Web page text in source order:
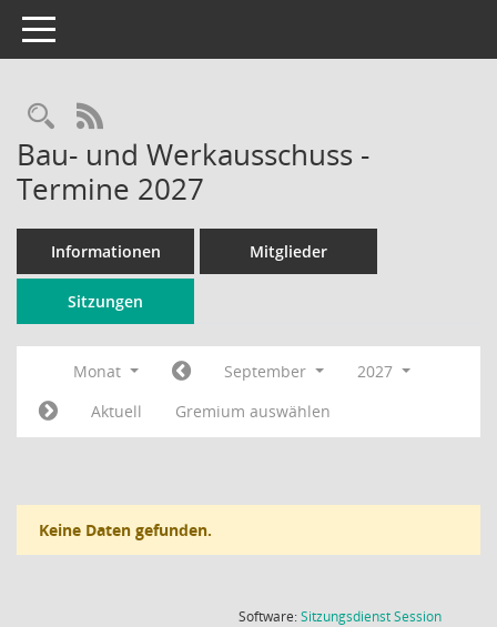
Toggle navigation
Rechercheauswahl
RSS-Feed
Bau- und Werkausschuss -
Termine 2027
Informationen Mitglieder
Sitzungen
Monat September
2027
Aktuell
Gremium auswählen
Keine Daten gefunden.
Software:SitzungsdienstSession(Wird in